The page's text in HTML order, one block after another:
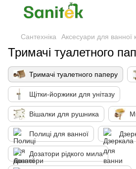
Сантехніка Аксесуари для ванної
Тримачі туалетного
Тримачі туалетного паперу
Щітки-йоржики для унітазу
Вішалки для рушника
Полиці для ванної
Дозатори рідкого мила